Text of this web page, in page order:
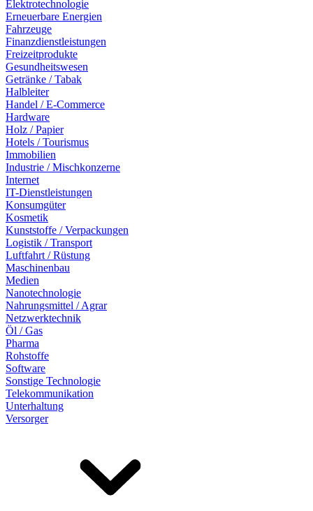
Elektrotechnologie
Erneuerbare Energien
Fahrzeuge
Finanzdienstleistungen
Freizeitprodukte
Gesundheitswesen
Getränke / Tabak
Halbleiter
Handel / E-Commerce
Hardware
Holz / Papier
Hotels / Tourismus
Immobilien
Industrie / Mischkonzerne
Internet
IT-Dienstleistungen
Konsumgüter
Kosmetik
Kunststoffe / Verpackungen
Logistik / Transport
Luftfahrt / Rüstung
Maschinenbau
Medien
Nanotechnologie
Nahrungsmittel / Agrar
Netzwerktechnik
Öl / Gas
Pharma
Rohstoffe
Software
Sonstige Technologie
Telekommunikation
Unterhaltung
Versorger